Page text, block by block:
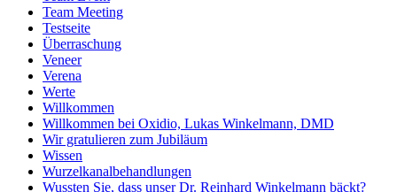
Team Meeting
Testseite
Überraschung
Veneer
Verena
Werte
Willkommen
Willkommen bei Oxidio, Lukas Winkelmann, DMD
Wir gratulieren zum Jubiläum
Wissen
Wurzelkanalbehandlungen
Wussten Sie, dass unser Dr. Reinhard Winkelmann bäckt?